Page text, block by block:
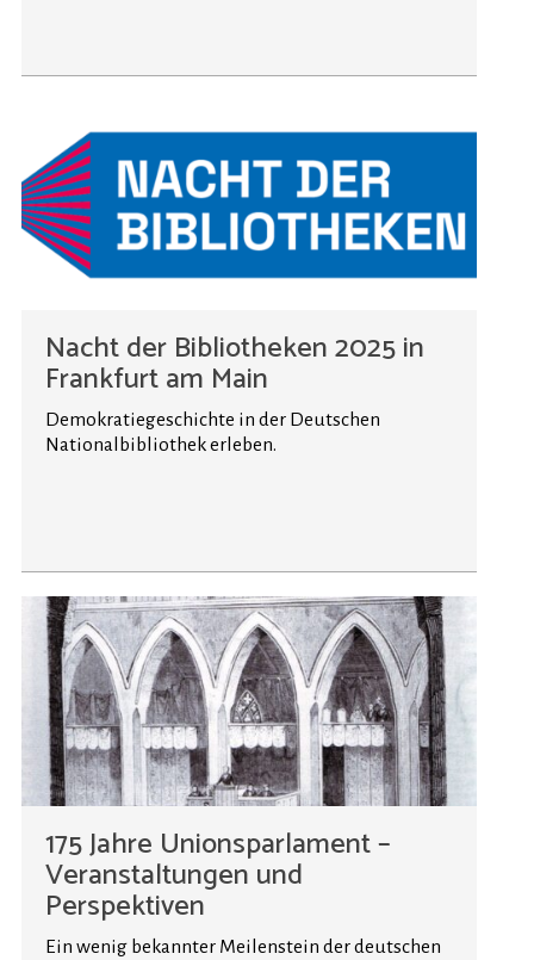
Nacht der Bibliotheken 2025 in
Frankfurt am Main
Demokratiegeschichte in der Deutschen
Nationalbibliothek erleben.
175 Jahre Unionsparlament –
Veranstaltungen und
Perspektiven
Ein wenig bekannter Meilenstein der deutschen